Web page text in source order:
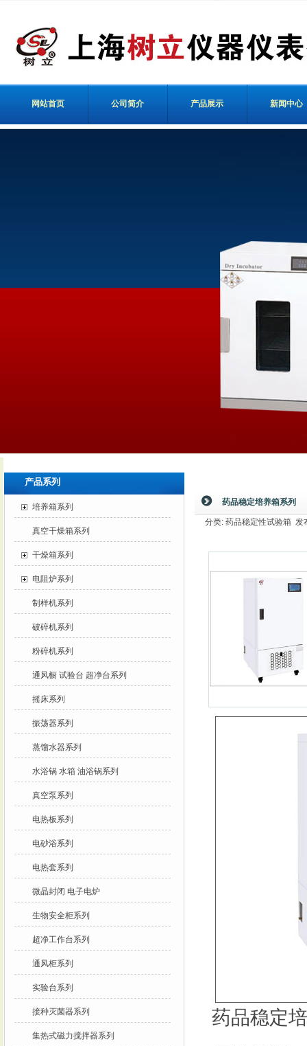
网站首页 公司简介 产品展示 新闻中心
药品稳定培养箱系列
分类: 药品稳定性试验箱
药品稳定
产品系列
培养箱系列
真空干燥箱系列
干燥箱系列
电阻炉系列
制样机系列
破碎机系列
粉碎机系列
通风橱 试验台 超净台系列
摇床系列
振荡器系列
蒸馏水器系列
水浴锅 水箱 油浴锅系列
真空泵系列
电热板系列
电砂浴系列
电热套系列
微晶封闭 电子电炉
生物安全柜系列
超净工作台系列
通风柜系列
实验台系列
接种灭菌器系列
集热式磁力搅拌器系列